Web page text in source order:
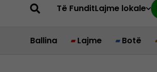
Të FunditLajme lokale
Ballina Lajme Botë